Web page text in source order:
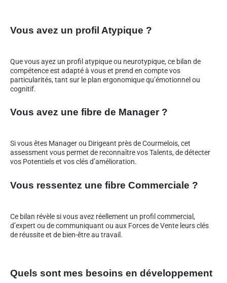
Vous avez un profil Atypique ?
Que vous ayez un profil atypique ou neurotypique, ce bilan de
compétence est adapté à vous et prend en compte vos
particularités, tant sur le plan ergonomique qu’émotionnel ou
cognitif.
Vous avez une fibre de Manager ?
Si vous êtes Manager ou Dirigeant près de Courmelois, cet
assessment vous permet de reconnaître vos Talents, de détecter
vos Potentiels et vos clés d’amélioration.
Vous ressentez une fibre Commerciale ?
Ce bilan révèle si vous avez réellement un profil commercial,
d’expert ou de communiquant ou aux Forces de Vente leurs clés
de réussite et de bien-être au travail.
Quels sont mes besoins en développement